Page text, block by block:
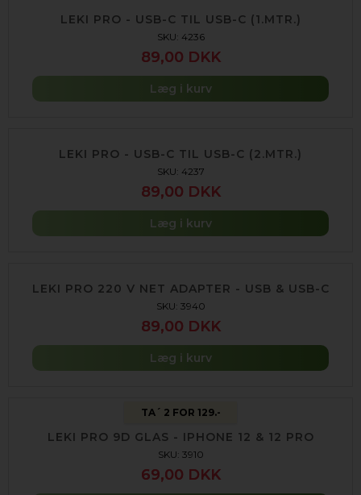
LEKI PRO - USB-C TIL USB-C (1.MTR.)
SKU: 4236
89,00 DKK
Læg i kurv
LEKI PRO - USB-C TIL USB-C (2.MTR.)
SKU: 4237
89,00 DKK
Læg i kurv
LEKI PRO 220 V NET ADAPTER - USB & USB-C
SKU: 3940
89,00 DKK
Læg i kurv
TA´ 2 FOR 129.-
LEKI PRO 9D GLAS - IPHONE 12 & 12 PRO
SKU: 3910
69,00 DKK